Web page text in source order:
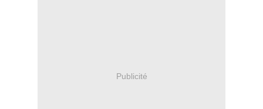
Publicité